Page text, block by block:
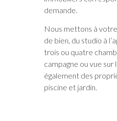
demande.
Nous mettons à
de bien, du studio à
trois ou quatre
campagne ou vue sur
également des
piscine et jardin.